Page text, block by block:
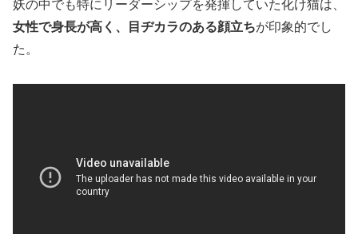
妖の中でも特にリーダーシップを発揮していた化け猫は、
女性で身長が高く、目ヂカラのある顔立ちが印象的でし
た。